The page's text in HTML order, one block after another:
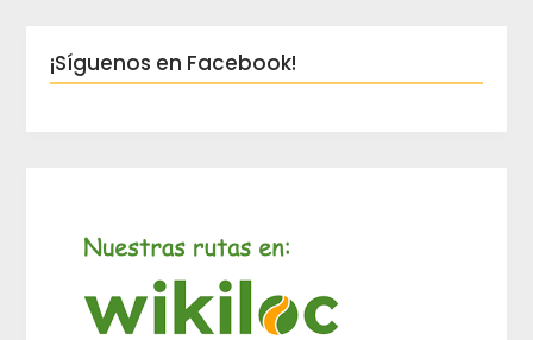
¡Síguenos en Facebook!